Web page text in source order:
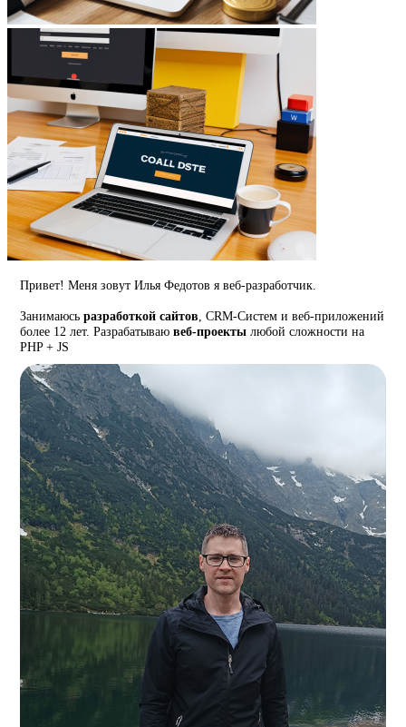
Привет! Меня зовут Илья Федотов я веб-разработчик.
Занимаюсьразработкой сайтов , CRM-Систем и веб-приложений
более 12 лет. Разрабатываювеб-проекты любой сложности на
PHP + JS